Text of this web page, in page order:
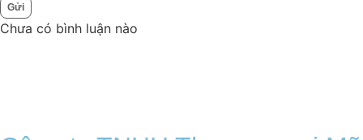
Gửi
Chưa có bình luận nào